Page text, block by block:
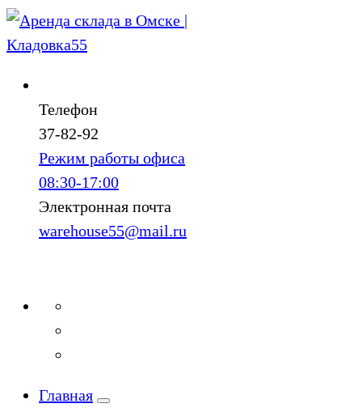
Телефон
37-82-92
Режим работы офиса
08:30-17:00
Электронная почта
warehouse55@mail.ru
Главная